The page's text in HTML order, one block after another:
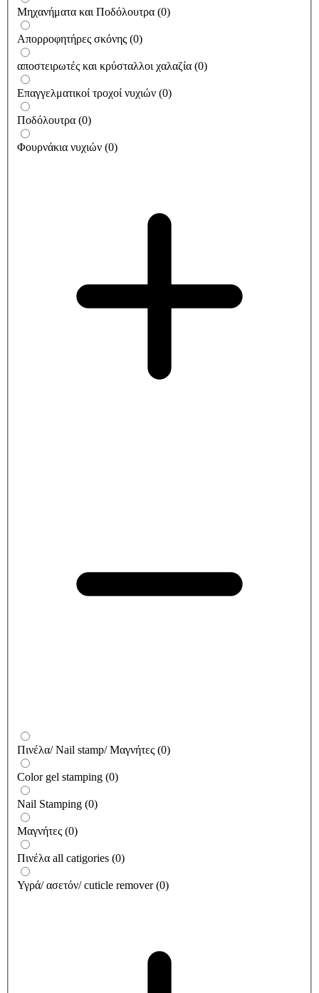
Μηχανήματα και Ποδόλουτρα (0)
Απορροφητήρες σκόνης (0)
αποστειρωτές και κρύσταλλοι χαλαζία (0)
Επαγγελματικοί τροχοί νυχιών (0)
Ποδόλουτρα (0)
Φουρνάκια νυχιών (0)
Πινέλα/ Nail stamp/ Μαγνήτες (0)
Color gel stamping (0)
Nail Stamping (0)
Μαγνήτες (0)
Πινέλα all catigories (0)
Υγρά/ ασετόν/ cuticle remover (0)